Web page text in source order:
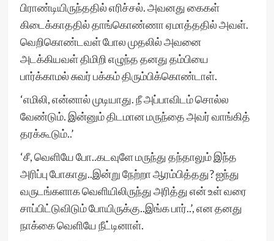
பிராண்டியிருந்ததில் எரிச்சல். அவனது கைகள்
கிடைக்காததில் தாங்கொண்ணா ஏமாத்ததில் அவள்.
வெறிகொண்டவள் போல முதலில் அவனை
அடக்கியவள் திமிறி எழுந்த தனது தம்பியை
பார்க்காமல் சுவர் பக்கம் திரும்பிக்கொண்டாள்.
‘எமிலி, என்னால் முடியாது. நீ அப்பாவிடம் சொல்ல
வேண்டும். இன்னும் திடமான மருந்தை அவர் வாங்கித்
தரக்கூடும்..’
‘சீ, வெளியே போ..கடவுளே மருந்து தந்தாலும் இந்த
அரிப்பு போகாது..இன்று நேற்றா ஆரம்பித்தது? ஐந்து
வருடங்களாக வெளியிலிருந்து அரித்து என் உள் வரை
சாப்பிட்டுவிடும் போயிருக்கு..இங்க பார்..’, என தனது
நாக்கை வெளியே நீட்டினாள்.